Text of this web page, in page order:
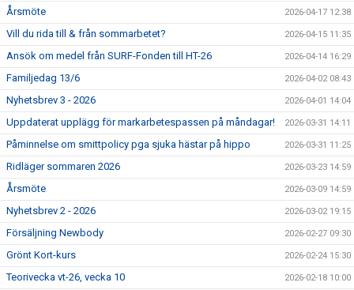
BOKNINGAR
Årsmöte 2026-04-17 12:38
Vill du rida till & från sommarbetet? 2026-04-15 11:35
Ansök om medel från SURF-Fonden till HT-26 2026-04-14 16:29
Familjedag 13/6 2026-04-02 08:43
Nyhetsbrev 3 - 2026 2026-04-01 14:04
Uppdaterat upplägg för markarbetespassen på måndagar! 2026-03-31 14:11
Påminnelse om smittpolicy pga sjuka hästar på hippo 2026-03-31 11:25
Ridläger sommaren 2026 2026-03-23 14:59
Årsmöte 2026-03-09 14:59
Nyhetsbrev 2 - 2026 2026-03-02 19:15
Försäljning Newbody 2026-02-27 09:30
Grönt Kort-kurs 2026-02-24 15:30
Teorivecka vt-26, vecka 10 2026-02-18 10:00